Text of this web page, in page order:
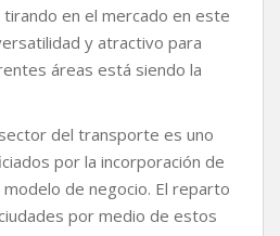
en el mercado en este
y atractivo para
áreas está siendo la
del transporte es uno
por la incorporación de
de negocio. El reparto
por medio de estos